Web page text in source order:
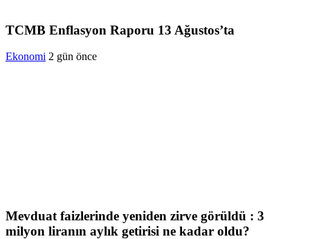
TCMB Enflasyon Raporu 13 Ağustos’ta
Ekonomi 2 gün önce
Mevduat faizlerinde yeniden zirve görüldü : 3
milyon liranın aylık getirisi ne kadar oldu?